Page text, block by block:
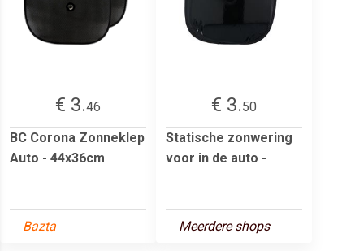
€ 3.46
BC Corona Zonneklep
Auto - 44x36cm
Bazta
€ 3.50
Statische zonwering
voor in de auto -
Meerdere shops